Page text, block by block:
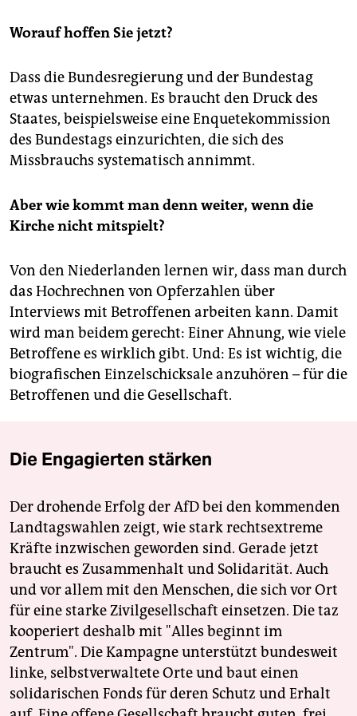
Worauf hoffen Sie jetzt?
Dass die Bundesregierung und der Bundestag
etwas unternehmen. Es braucht den Druck des
Staates, beispielsweise eine Enquetekommission
des Bundestags einzurichten, die sich des
Missbrauchs systematisch annimmt.
Aber wie kommt man denn weiter, wenn die
Kirche nicht mitspielt?
Von den Niederlanden lernen wir, dass man durch
das Hochrechnen von Opferzahlen über
Interviews mit Betroffenen arbeiten kann. Damit
wird man beidem gerecht: Einer Ahnung, wie viele
Betroffene es wirklich gibt. Und: Es ist wichtig, die
biografischen Einzelschicksale anzuhören – für die
Betroffenen und die Gesellschaft.
Die Engagierten stärken
Der drohende Erfolg der AfD bei den kommenden
Landtagswahlen zeigt, wie stark rechtsextreme
Kräfte inzwischen geworden sind. Gerade jetzt
braucht es Zusammenhalt und Solidarität. Auch
und vor allem mit den Menschen, die sich vor Ort
für eine starke Zivilgesellschaft einsetzen. Die taz
kooperiert deshalb mit "Alles beginnt im
Zentrum". Die Kampagne unterstützt bundesweit
linke, selbstverwaltete Orte und baut einen
solidarischen Fonds für deren Schutz und Erhalt